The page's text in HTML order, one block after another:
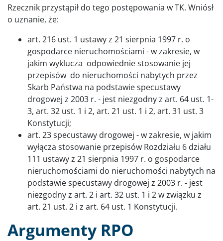
Rzecznik przystąpił do tego postępowania w TK. Wniósł
o uznanie, że:
art. 216 ust. 1 ustawy z 21 sierpnia 1997 r. o
gospodarce nieruchomościami - w zakresie, w
jakim wyklucza odpowiednie stosowanie jej
przepisów do nieruchomości nabytych przez
Skarb Państwa na podstawie specustawy
drogowej z 2003 r. - jest niezgodny z art. 64 ust. 1-
3, art. 32 ust. 1 i 2, art. 21 ust. 1 i 2, art. 31 ust. 3
Konstytucji;
art. 23 specustawy drogowej - w zakresie, w jakim
wyłącza stosowanie przepisów Rozdziału 6 działu
111 ustawy z 21 sierpnia 1997 r. o gospodarce
nieruchomościami do nieruchomości nabytych na
podstawie specustawy drogowej z 2003 r. - jest
niezgodny z art. 2 i art. 32 ust. 1 i 2 w związku z
art. 21 ust. 2 i z art. 64 ust. 1 Konstytucji.
Argumenty RPO